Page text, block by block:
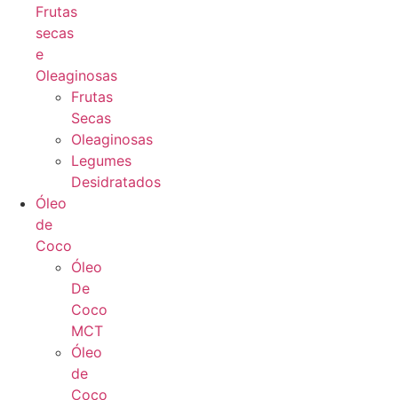
Frutas
secas
e
Oleaginosas
Frutas
Secas
Oleaginosas
Legumes
Desidratados
Óleo
de
Coco
Óleo
De
Coco
MCT
Óleo
de
Coco